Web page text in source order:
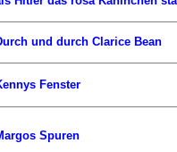
und durch Clarice Bean
Fenster
Spuren